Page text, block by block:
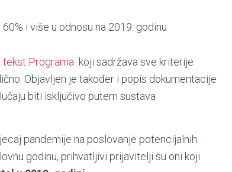
i više u odnosu na 2019. godinu
tekst Programa koji sadržava sve kriterije
Objavljen je također i popis dokumentacije
biti isključivo putem sustava
pandemije na poslovanje potencijalnih
godinu, prihvatljivi prijavitelji su oni koji